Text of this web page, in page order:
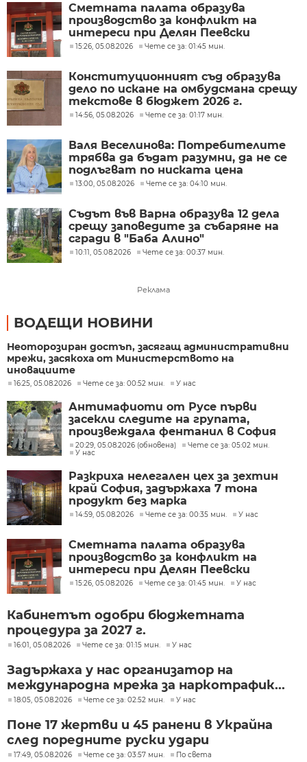
Сметната палата образува
производство за конфликт на
интереси при Делян Пеевски
15:26, 05.08.2026 Чете се за: 01:45 мин.
Конституционният съд образува
дело по искане на омбудсмана срещу
текстове в бюджет 2026 г.
14:56, 05.08.2026 Чете се за: 01:17 мин.
Валя Веселинова: Потребителите
трябва да бъдат разумни, да не се
подлъгват по ниската цена
13:00, 05.08.2026 Чете се за: 04:10 мин.
Съдът във Варна образува 12 дела
срещу заповедите за събаряне на
сгради в "Баба Алино"
10:11, 05.08.2026 Чете се за: 00:37 мин.
Реклама
ВОДЕЩИ НОВИНИ
Неоторозиран достъп, засягащ административни
мрежи, засякоха от Министерството на
иновациите
16:25, 05.08.2026 Чете се за: 00:52 мин. У нас
Антимафиоти от Русе първи
засекли следите на групата,
произвеждала фентанил в София
20:29, 05.08.2026 (обновена)
Чете се за: 05:02 мин.
У нас
Разкриха нелегален цех за зехтин
край София, задържаха 7 тона
продукт без марка
14:59, 05.08.2026 Чете се за: 00:35 мин. У нас
Сметната палата образува
производство за конфликт на
интереси при Делян Пеевски
15:26, 05.08.2026 Чете се за: 01:45 мин. У нас
Кабинетът одобри бюджетната
процедура за 2027 г.
16:01, 05.08.2026 Чете се за: 01:15 мин. У нас
Задържаха у нас организатор на
международна мрежа за наркотрафик...
18:05, 05.08.2026 Чете се за: 02:52 мин. У нас
Поне 17 жертви и 45 ранени в Украйна
след поредните руски удари
17:49, 05.08.2026 Чете се за: 03:57 мин. По света